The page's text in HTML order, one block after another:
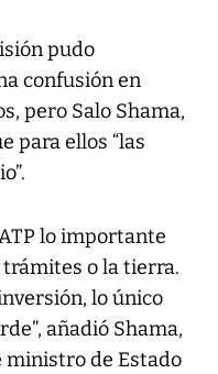
pudo
confusión en
pero Salo Shama,
para ellos “las
lo importante
trámites o la tierra.
lo único
añadió Shama,
ministro de Estado